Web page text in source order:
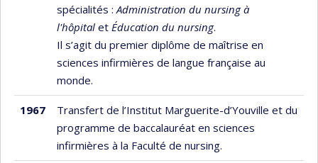
spécialités :Administration du nursing à
l'hôpital et Éducation du nursing.
Il s’agit du premier diplôme de maîtrise en
sciences infirmières de langue française au
monde.
1967
Transfert de l’Institut Marguerite-d’Youville et du
programme de baccalauréat en sciences
infirmières à la Faculté de nursing.